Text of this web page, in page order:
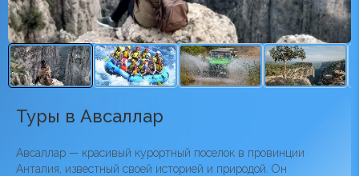
Туры в Авсаллар
Авсаллар — красивый курортный поселок в провинции
Анталия, известный своей историей и природой. Он